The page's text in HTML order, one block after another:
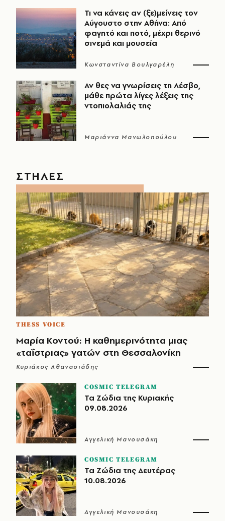
Τι να κάνεις αν (ξε)μείνεις τον
Αύγουστο στην Αθήνα: Από
φαγητό και ποτό, μέχρι θερινό
σινεμά και μουσεία
Κωνσταντίνα Βουλγαρέλη
Αν θες να γνωρίσεις τη Λέσβο,
μάθε πρώτα λίγες λέξεις της
ντοπιολαλιάς της
Μαριάννα Μανωλοπούλου
ΣΤΗΛΕΣ
THESS VOICE
Μαρία Κοντού: Η καθημερινότητα μιας
«ταΐστριας» γατών στη Θεσσαλονίκη
Κυριάκος Αθανασιάδης
COSMIC TELEGRAM
Τα Ζώδια της Κυριακής
09.08.2026
Αγγελική Μανουσάκη
COSMIC TELEGRAM
Τα Ζώδια της Δευτέρας
10.08.2026
Αγγελική Μανουσάκη